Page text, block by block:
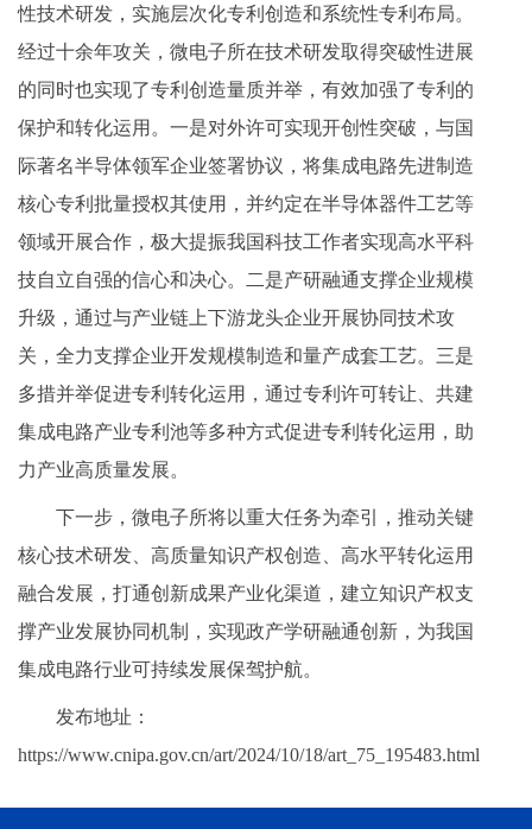
性技术研发，实施层次化专利创造和系统性专利布局。
经过十余年攻关，微电子所在技术研发取得突破性进展
的同时也实现了专利创造量质并举，有效加强了专利的
保护和转化运用。一是对外许可实现开创性突破，与国
际著名半导体领军企业签署协议，将集成电路先进制造
核心专利批量授权其使用，并约定在半导体器件工艺等
领域开展合作，极大提振我国科技工作者实现高水平科
技自立自强的信心和决心。二是产研融通支撑企业规模
升级，通过与产业链上下游龙头企业开展协同技术攻
关，全力支撑企业开发规模制造和量产成套工艺。三是
多措并举促进专利转化运用，通过专利许可转让、共建
集成电路产业专利池等多种方式促进专利转化运用，助
力产业高质量发展。
下一步，微电子所将以重大任务为牵引，推动关键
核心技术研发、高质量知识产权创造、高水平转化运用
融合发展，打通创新成果产业化渠道，建立知识产权支
撑产业发展协同机制，实现政产学研融通创新，为我国
集成电路行业可持续发展保驾护航。
发布地址：
https://www.cnipa.gov.cn/art/2024/10/18/art_75_195483.html